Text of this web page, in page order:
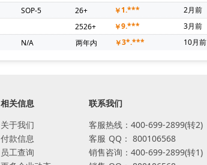
SOP-5 26+ ￥1.*** 2月前
2526+ ￥9.*** 3月前
N/A 两年内 ￥3*.*** 10月前
相关信息
关于我们
付款信息
员工查询
联系我们
客服热线：400-699-2899(转2)
客服 QQ： 800106568
销售咨询：400-699-2899(转1)